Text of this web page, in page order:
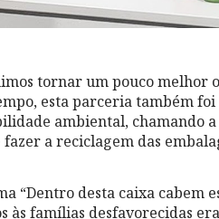
tornar um pouco melhor
esta parceria também
ambiental, chamando
fazer a reciclagem das
“Dentro desta caixa cabem
às famílias desfavorecidas